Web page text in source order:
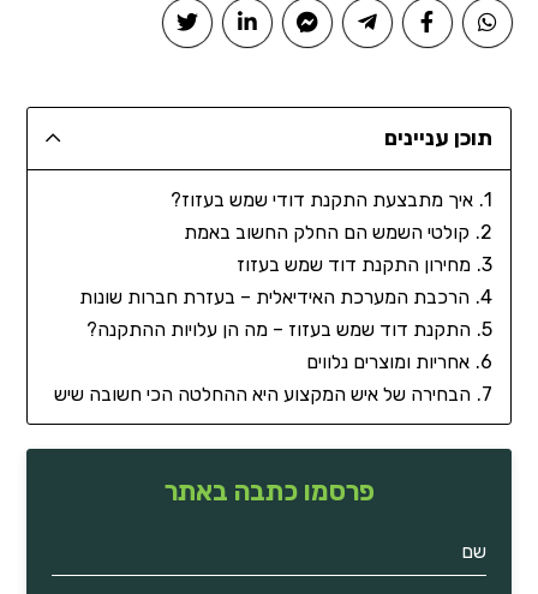
תוכן עניינים
איך מתבצעת התקנת דודי שמש בעזוז?
קולטי השמש הם החלק החשוב באמת
מחירון התקנת דוד שמש בעזוז
הרכבת המערכת האידיאלית – בעזרת חברות שונות
התקנת דוד שמש בעזוז – מה הן עלויות ההתקנה?
אחריות ומוצרים נלווים
הבחירה של איש המקצוע היא ההחלטה הכי חשובה שיש
פרסמו כתבה באתר